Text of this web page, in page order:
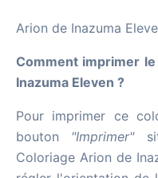
Arion de Inazuma
Comment imprimer
Inazuma Eleven ?
Pour imprimer ce
bouton "Imprimer"
Coloriage Arion de